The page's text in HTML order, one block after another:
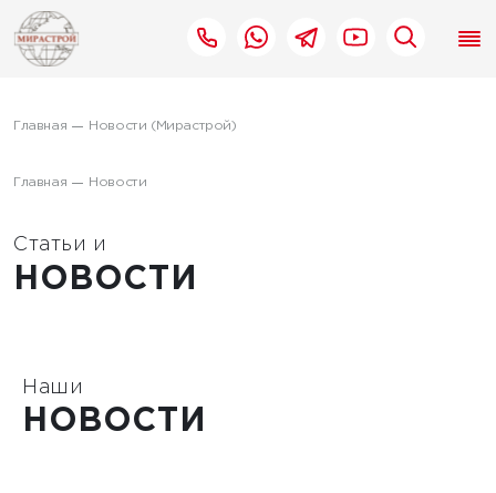
Главная Новости (Мирастрой)
Главная Новости
Статьи и
НОВОСТИ
Наши
НОВОСТИ